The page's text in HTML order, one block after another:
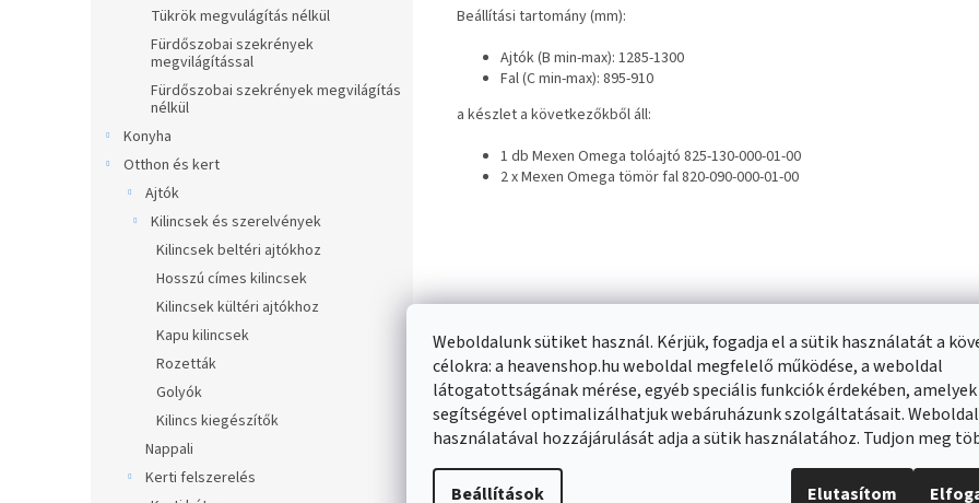
Weboldalunk sütiket használ. Kérjük, fogadja el a sütik használatát a
célokra: a heavenshop.hu weboldal megfelelő működése, a weboldal
látogatottságának mérése, egyéb speciális funkciók érdekében, amelyek
segítségével optimalizálhatjuk webáruházunk szolgáltatásait.
használatával hozzájárulását adja a sütik használatához. Tudjon meg
Beállítások Elutasítom
Tükrök megvulágítás nélkül
Fürdőszobai szekrények
megvilágítással
Fürdőszobai szekrények megvilágítás
nélkül
Konyha
Otthon és kert
Ajtók
Kilincsek és szerelvények
Kilincsek beltéri ajtókhoz
Hosszú címes kilincsek
Kilincsek kültéri ajtókhoz
Kapu kilincsek
Rozetták
Golyók
Kilincs kiegészítők
Nappali
Kerti felszerelés
Beállítási tartomány (mm):
Ajtók (B min-max): 1285-1300
Fal (C min-max): 895-910
a készlet a következőkből áll:
1 db Mexen Omega tolóajtó 825-130-000-01-00
2 x Mexen Omega tömör fal 820-090-000-01-00